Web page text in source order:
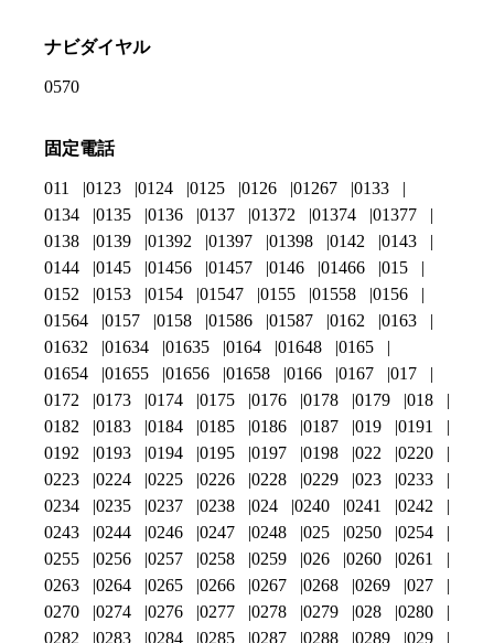
ナビダイヤル
0570
固定電話
011 0123 0124 0125 0126 01267
0133
0134
0135 0136 0137 01372 01374
01377
0138
0139 01392 01397 01398 0142
0143
0144
0145 01456 01457 0146 01466
015
0152
0153 0154 01547 0155 01558
0156
01564
0157 0158 01586 01587 0162
0163
01632
01634 01635 0164 01648
0165
01654
01655 01656 01658 0166 0167
017
0172
0173 0174 0175 0176 0178 0179
018
0182
0183 0184 0185 0186 0187 019
0191
0192
0193 0194 0195 0197 0198 022
0220
0223
0224 0225 0226 0228 0229 023
0233
0234
0235 0237 0238 024 0240 0241
0242
0243
0244 0246 0247 0248 025 0250
0254
0255
0256 0257 0258 0259 026 0260
0261
0263
0264 0265 0266 0267 0268 0269
027
0270
0274 0276 0277 0278 0279 028
0280
0282
0283 0284 0285 0287 0288 0289 029